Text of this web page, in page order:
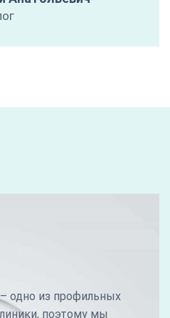
одно из профильных
поэтому мы